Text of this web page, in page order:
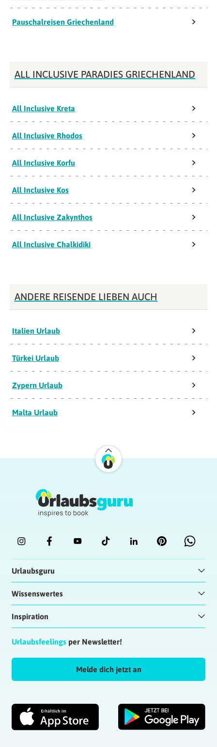
Pauschalreisen Griechenland
ALL INCLUSIVE PARADIES GRIECHENLAND
All Inclusive Kreta
All Inclusive Rhodos
All Inclusive Korfu
All Inclusive Kos
All Inclusive Zakynthos
All Inclusive Chalkidiki
ANDERE REISENDE LIEBEN AUCH
Italien Urlaub
Türkei Urlaub
Zypern Urlaub
Malta Urlaub
Urlaubsguru
Wissenswertes
Inspiration
Urlaubsfeelings per Newsletter!
Melde dich jetzt an